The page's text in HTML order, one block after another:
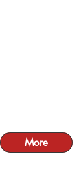
More